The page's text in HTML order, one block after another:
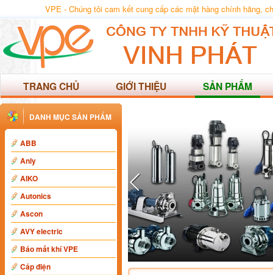
VPE - Chúng tôi cam kết cung cấp các mặt hàng chính hãng,
TRANG CHỦ GIỚI THIỆU SẢN PHẨM
DANH MỤC SẢN PHẨM
ABB
Anly
AIKO
Autonics
Ascon
AVY electric
Báo mất khí VPE
Cáp điện